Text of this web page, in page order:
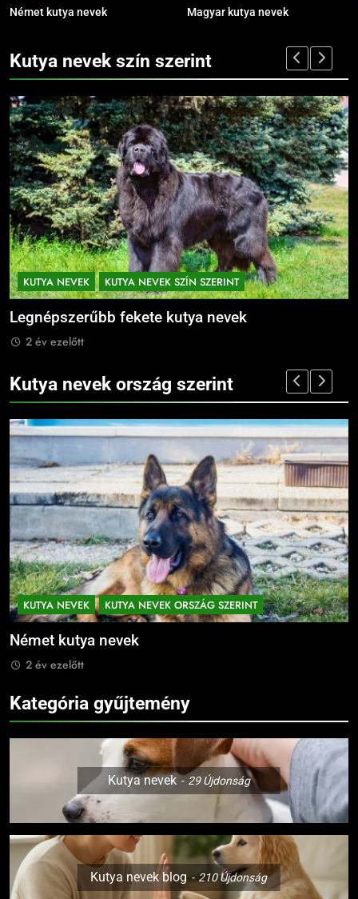
Német kutya nevek Magyar kutya nevek
Kutya nevek szín szerint
KUTYA NEVEK KUTYA NEVEK SZÍN SZERINT
Legnépszerűbb fekete kutya nevek
2 év ezelőtt
Kutya nevek ország szerint
KUTYA NEVEK KUTYA NEVEK ORSZÁG SZERINT
Német kutya nevek
2 év ezelőtt
Kategória gyűjtemény
Kutya nevek 29Újdonság
Kutya nevek blog 210Újdonság